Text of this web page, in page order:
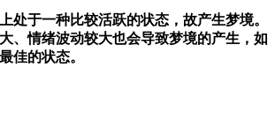
于一种比较活跃的状态，故产生梦境。
、情绪波动较大也会导致梦境的产生，如
佳的状态。